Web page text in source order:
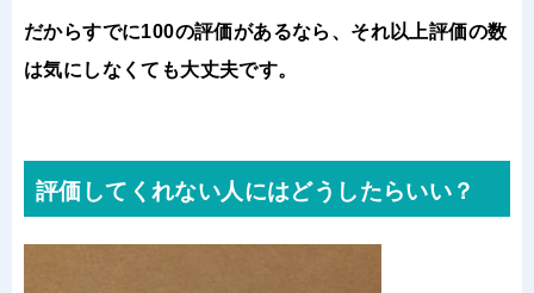
だからすでに100の評価があるなら、それ以上評価の数
は気にしなくても大丈夫です。
評価してくれない人にはどうしたらいい？